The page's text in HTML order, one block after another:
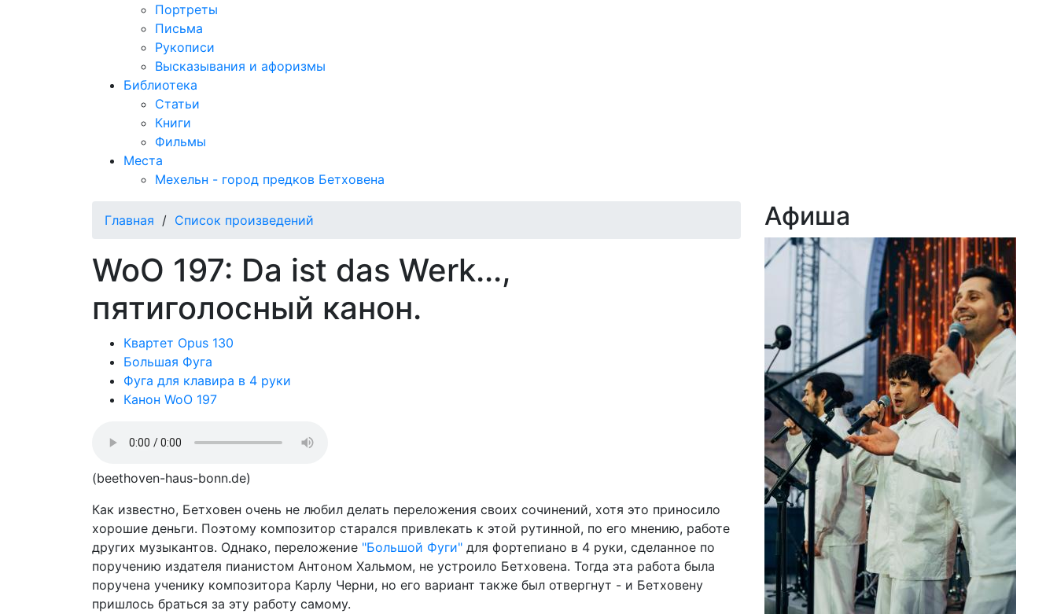
Портреты
Письма
Рукописи
Высказывания и афоризмы
Библиотека
Статьи
Книги
Фильмы
Места
Мехельн - город предков Бетховена
Главная / Список произведений
WoO 197: Da ist das Werk...,
пятиголосный канон.
Квартет Opus 130
Большая Фуга
Фуга для клавира в 4 руки
Канон WoO 197
(beethoven-haus-bonn.de)
Как известно, Бетховен очень не любил делать переложения своих сочинений, хотя это приносило
хорошие деньги. Поэтому композитор старался привлекать к этой рутинной, по его мнению, работе
других музыкантов. Однако, переложение "Большой Фуги" для фортепиано в 4 руки, сделанное по
поручению издателя пианистом Антоном Хальмом, не устроило Бетховена. Тогда эта работа была
поручена ученику композитора Карлу Черни, но его вариант также был отвергнут - и Бетховену
пришлось браться за эту работу самому.
Афиша